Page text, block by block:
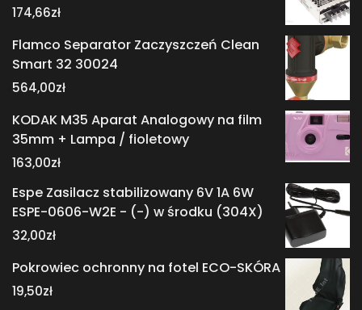
174,66zł
Flamco Separator Zaczyszczeń Clean
Smart 32 30024
564,00zł
KODAK M35 Aparat Analogowy na film
35mm + Lampa / fioletowy
163,00zł
Espe Zasilacz stabilizowany 6V 1A 6W
ESPE-0606-W2E - (-) w środku (304X)
32,00zł
Pokrowiec ochronny na fotel ECO-SKÓRA
19,50zł